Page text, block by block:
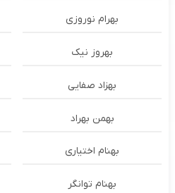
بهرام نوروزی
بهروز نیک
بهزاد صفایی
بهمن بهراد
بهنام اختیاری
بهنام توانگر